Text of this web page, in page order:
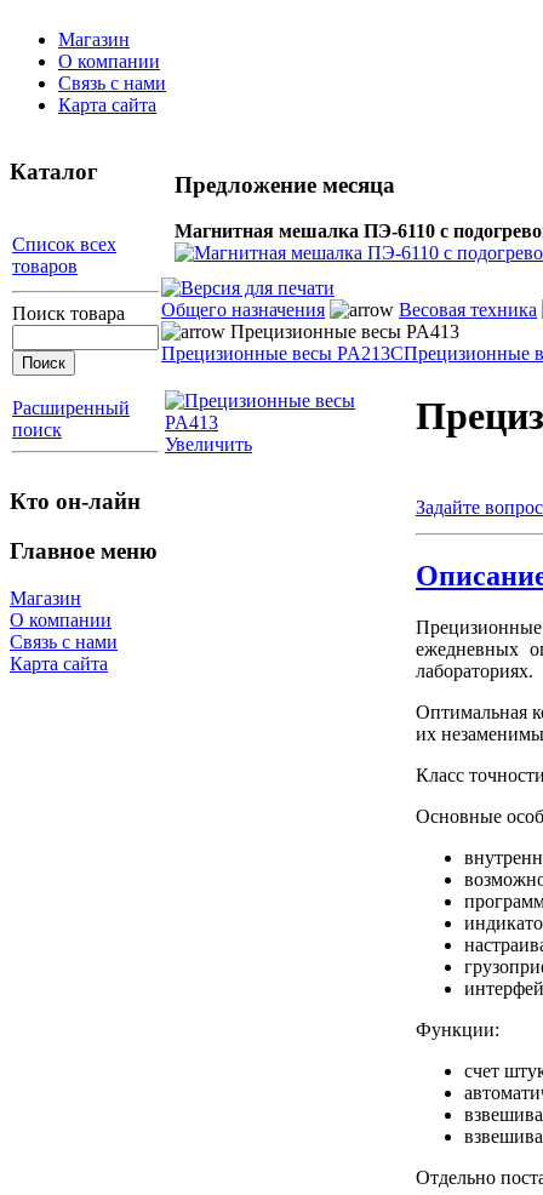
Магазин
О компании
Связь с нами
Карта сайта
Каталог
Список всех
товаров
Поиск товара
Расширенный
поиск
Кто он-лайн
Главное меню
Магазин
О компании
Связь с нами
Карта сайта
Предложение месяца
Магнитная мешалка ПЭ-6110 с
Общего назначения
Весовая техника
Прецизионные весы PA413
Прецизионные весы PA213CПрецизионные
Увеличить
Задайте
ежедневных
лабораториях.
Оптимальная
их
Класс
Основные
Функции:
счет
Отдельно